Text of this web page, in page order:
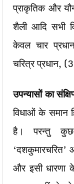
प्राकृतिक और
शैली आदि सभी
केवल चार
चरित्र प्रधान,
उपन्यासों का
विधाओं के समान
है। परन्तु
‘दशकुमारचरित’
और इसी धारणा